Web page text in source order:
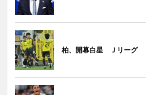
柏、開幕白星 Ｊリーグ